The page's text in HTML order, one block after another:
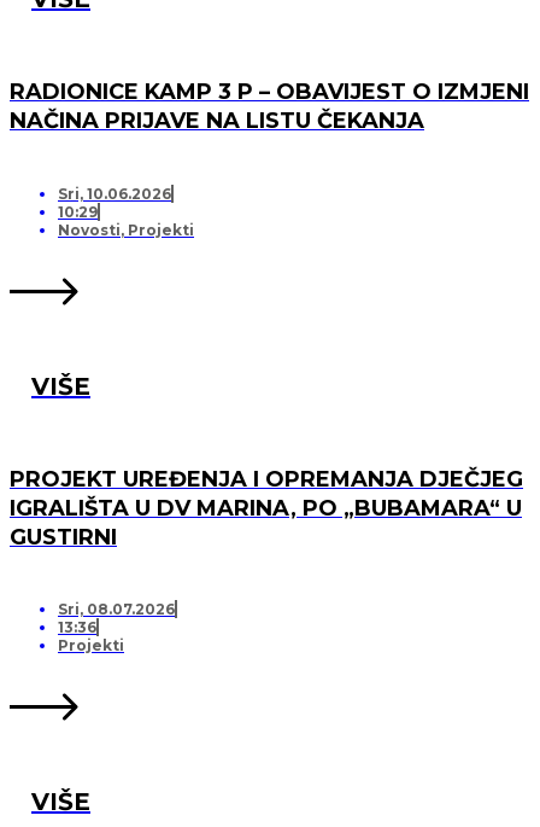
RADIONICE KAMP 3 P – OBAVIJEST O IZMJENI
NAČINA PRIJAVE NA LISTU ČEKANJA
Sri, 10.06.2026
10:29
Novosti, Projekti
VIŠE
PROJEKT UREĐENJA I OPREMANJA DJEČJEG
IGRALIŠTA U DV MARINA, PO „BUBAMARA“ U
GUSTIRNI
Sri, 08.07.2026
13:36
Projekti
VIŠE